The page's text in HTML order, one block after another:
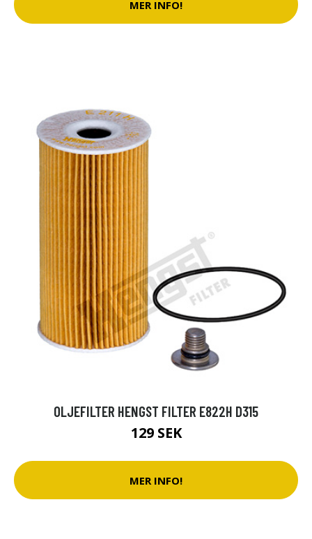
MER INFO!
OLJEFILTER HENGST FILTER E822H D315
129 SEK
MER INFO!